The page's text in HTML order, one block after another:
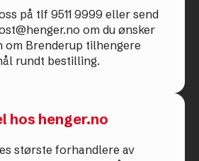
på tlf 9511 9999 eller send
om du ønsker
om Brenderup tilhengere
rundt bestilling.
hos henger.no
største forhandlere av